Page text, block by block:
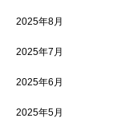
2025年8月
2025年7月
2025年6月
2025年5月